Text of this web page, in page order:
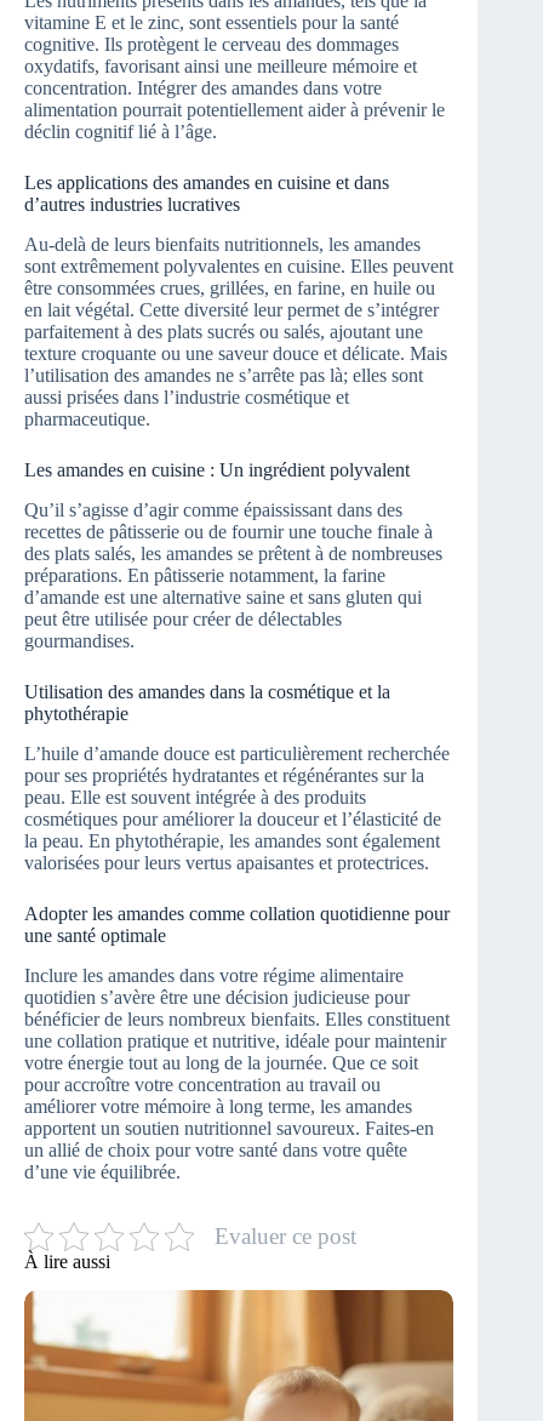
vitamine E et le zinc, sont essentiels pour la santé
cognitive. Ils protègent le cerveau des dommages
oxydatifs, favorisant ainsi une meilleure mémoire et
concentration. Intégrer des amandes dans votre
alimentation pourrait potentiellement aider à prévenir le
déclin cognitif lié à l’âge.
Les applications des amandes en cuisine et dans
d’autres industries lucratives
Au-delà de leurs bienfaits nutritionnels, les amandes
sont extrêmement polyvalentes en cuisine. Elles peuvent
être consommées crues, grillées, en farine, en huile ou
en lait végétal. Cette diversité leur permet de s’intégrer
parfaitement à des plats sucrés ou salés, ajoutant une
texture croquante ou une saveur douce et délicate. Mais
l’utilisation des amandes ne s’arrête pas là; elles sont
aussi prisées dans l’industrie cosmétique et
pharmaceutique.
Les amandes en cuisine : Un ingrédient polyvalent
Qu’il s’agisse d’agir comme épaississant dans des
recettes de pâtisserie ou de fournir une touche finale à
des plats salés, les amandes se prêtent à de nombreuses
préparations. En pâtisserie notamment, la farine
d’amande est une alternative saine et sans gluten qui
peut être utilisée pour créer de délectables
gourmandises.
Utilisation des amandes dans la cosmétique et la
phytothérapie
L’huile d’amande douce est particulièrement recherchée
pour ses propriétés hydratantes et régénérantes sur la
peau. Elle est souvent intégrée à des produits
cosmétiques pour améliorer la douceur et l’élasticité de
la peau. En phytothérapie, les amandes sont également
valorisées pour leurs vertus apaisantes et protectrices.
Adopter les amandes comme collation quotidienne pour
une santé optimale
Inclure les amandes dans votre régime alimentaire
quotidien s’avère être une décision judicieuse pour
bénéficier de leurs nombreux bienfaits. Elles constituent
une collation pratique et nutritive, idéale pour maintenir
votre énergie tout au long de la journée. Que ce soit
pour accroître votre concentration au travail ou
améliorer votre mémoire à long terme, les amandes
apportent un soutien nutritionnel savoureux. Faites-en
un allié de choix pour votre santé dans votre quête
d’une vie équilibrée.
Evaluer ce post
À lire aussi